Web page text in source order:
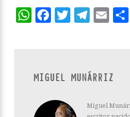
WhatsApp
Facebook
Twitter
MIGUEL MUNÁRRIZ
Miguel